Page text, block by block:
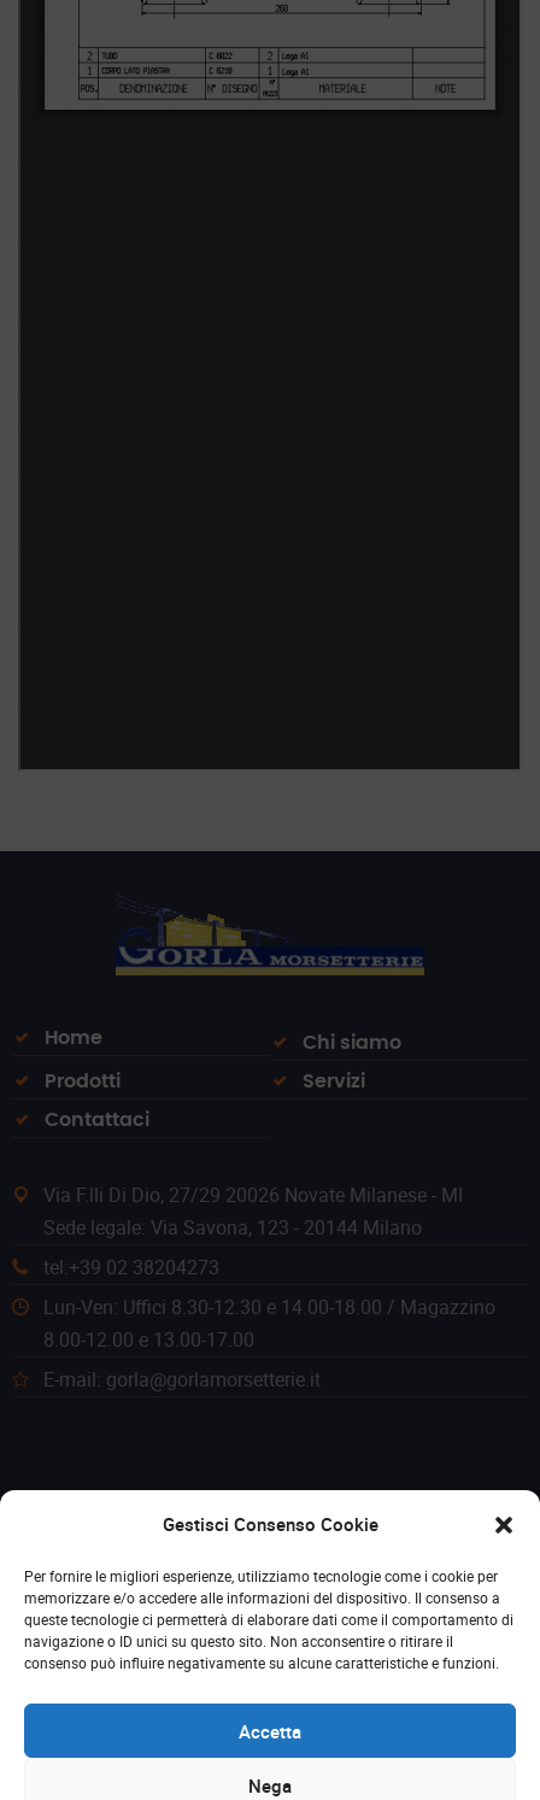
Gestisci Consenso Cookie
Per fornire le migliori esperienze, utilizziamo tecnologie come i cookie per
memorizzare e/o accedere alle informazioni del dispositivo. Il consenso a
queste tecnologie ci permetterà di elaborare dati come il comportamento di
navigazione o ID unici su questo sito. Non acconsentire o ritirare il
consenso può influire negativamente su alcune caratteristiche e funzioni.
Accetta
Nega
Home
Chi siamo
Prodotti
Servizi
Contattaci
Via F.lli Di Dio, 27/29 20026 Novate Milanese - MI
Sede legale: Via Savona, 123 - 20144 Milano
tel:+39 02 38204273
Lun-Ven: Uffici 8.30-12.30 e 14.00-18.00 / Magazzino
8.00-12.00 e 13.00-17.00
E-mail: gorla@gorlamorsetterie.it
© 2023 Gorla Morsetterie. Tutti i diritti riservati. P. IVA